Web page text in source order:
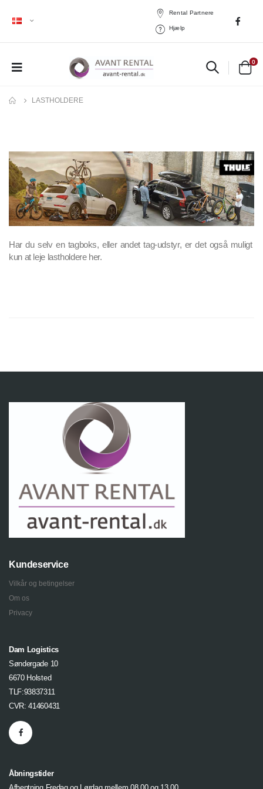
Rental Partnere
Hjælp
0
LASTHOLDERE
Har du selv en tagboks, eller andet tag-udstyr, er det også muligt
kun at leje lastholdere her.
Kundeservice
Vilkår og betingelser
Om os
Privacy
Dam Logistics
Søndergade 10
6670 Holsted
TLF:93837311
CVR: 41460431
Åbningstider